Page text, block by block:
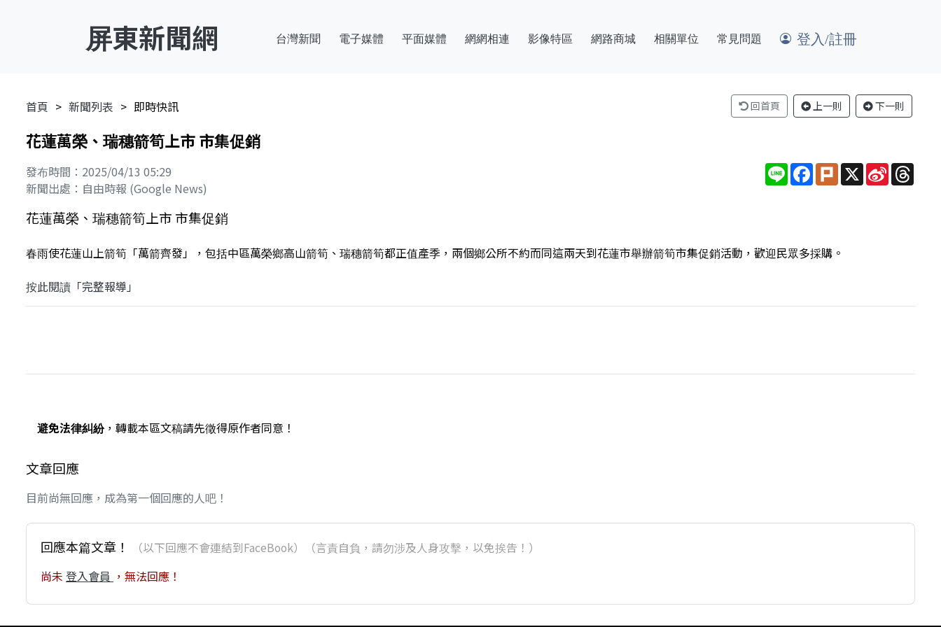
屏東新聞網 台灣新聞 電子媒體 平面媒體 網網相連 影像特區 網路商城 相關單位 常見問題 登入/註冊
首頁 新聞列表 即時快訊 回首頁 上一則 下一則
花蓮萬榮、瑞穗箭筍上市 市集促銷
發布時間：2025/04/13 05:29
新聞出處：自由時報 (Google News)
Line Facebook
PlurkX Sina
Weibo
花蓮萬榮、瑞穗箭筍上市 市集促銷
春雨使花蓮山上箭筍「萬箭齊發」，包括中區萬榮鄉高山箭筍、瑞穗箭筍都正值產季，兩個鄉公所不約而同這兩天到花蓮市舉辦箭筍市集促銷活動，歡迎民眾多採購。
按此閱讀「完整報導」
避免法律糾紛，轉載本區文稿請先徵得原作者同意！
文章回應
目前尚無回應，成為第一個回應的人吧！
回應本篇文章！ （以下回應不會連結到FaceBook）（言責自負，請勿涉及人身攻擊，以免挨告！）
尚未 登入會員 ，無法回應！